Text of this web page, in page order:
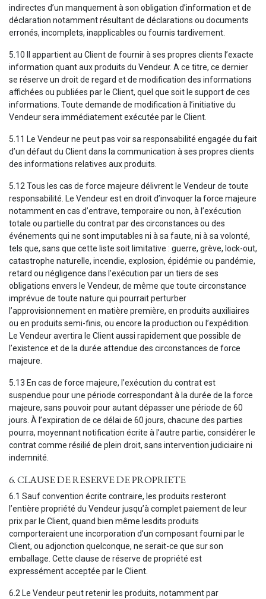
indirectes d’un manquement à son obligation d’information et de
déclaration notamment résultant de déclarations ou documents
erronés, incomplets, inapplicables ou fournis tardivement.
5.10 Il appartient au Client de fournir à ses propres clients l’exacte
information quant aux produits du Vendeur. A ce titre, ce dernier
se réserve un droit de regard et de modification des informations
affichées ou publiées par le Client, quel que soit le support de ces
informations. Toute demande de modification à l’initiative du
Vendeur sera immédiatement exécutée par le Client.
5.11 Le Vendeur ne peut pas voir sa responsabilité engagée du fait
d’un défaut du Client dans la communication à ses propres clients
des informations relatives aux produits.
5.12 Tous les cas de force majeure délivrent le Vendeur de toute
responsabilité. Le Vendeur est en droit d’invoquer la force majeure
notamment en cas d’entrave, temporaire ou non, à l’exécution
totale ou partielle du contrat par des circonstances ou des
événements qui ne sont imputables ni à sa faute, ni à sa volonté,
tels que, sans que cette liste soit limitative : guerre, grève, lock-out,
catastrophe naturelle, incendie, explosion, épidémie ou pandémie,
retard ou négligence dans l’exécution par un tiers de ses
obligations envers le Vendeur, de même que toute circonstance
imprévue de toute nature qui pourrait perturber
l’approvisionnement en matière première, en produits auxiliaires
ou en produits semi-finis, ou encore la production ou l’expédition.
Le Vendeur avertira le Client aussi rapidement que possible de
l’existence et de la durée attendue des circonstances de force
majeure.
5.13 En cas de force majeure, l’exécution du contrat est
suspendue pour une période correspondant à la durée de la force
majeure, sans pouvoir pour autant dépasser une période de 60
jours. À l’expiration de ce délai de 60 jours, chacune des parties
pourra, moyennant notification écrite à l’autre partie, considérer le
contrat comme résilié de plein droit, sans intervention judiciaire ni
indemnité.
6. CLAUSE DE RESERVE DE PROPRIETE
6.1 Sauf convention écrite contraire, les produits resteront
l’entière propriété du Vendeur jusqu’à complet paiement de leur
prix par le Client, quand bien même lesdits produits
comporteraient une incorporation d’un composant fourni par le
Client, ou adjonction quelconque, ne serait-ce que sur son
emballage. Cette clause de réserve de propriété est
expressément acceptée par le Client.
6.2 Le Vendeur peut retenir les produits, notamment par